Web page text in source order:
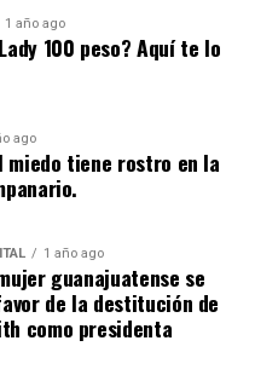
1 año ago
100 peso? Aquí te lo
ago
miedo tiene rostro en la
1 año ago
guanajuatense se
de la destitución de
como presidenta